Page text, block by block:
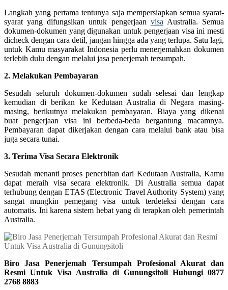
Langkah yang pertama tentunya saja mempersiapkan semua syarat-
syarat yang difungsikan untuk pengerjaan visa Australia. Semua
dokumen-dokumen yang digunakan untuk pengerjaan visa ini mesti
dicheck dengan cara detil, jangan hingga ada yang terlupa. Satu lagi,
untuk Kamu masyarakat Indonesia perlu menerjemahkan dokumen
terlebih dulu dengan melalui jasa penerjemah tersumpah.
2. Melakukan Pembayaran
Sesudah seluruh dokumen-dokumen sudah selesai dan lengkap
kemudian di berikan ke Kedutaan Australia di Negara masing-
masing, berikutnya melakukan pembayaran. Biaya yang dikenai
buat pengerjaan visa ini berbeda-beda bergantung macamnya.
Pembayaran dapat dikerjakan dengan cara melalui bank atau bisa
juga secara tunai.
3. Terima Visa Secara Elektronik
Sesudah menanti proses penerbitan dari Kedutaan Australia, Kamu
dapat meraih visa secara elektronik. Di Australia semua dapat
terhubung dengan ETAS (Electronic Travel Authority System) yang
sangat mungkin pemegang visa untuk terdeteksi dengan cara
automatis. Ini karena sistem hebat yang di terapkan oleh pemerintah
Australia.
Biro Jasa Penerjemah Tersumpah Profesional Akurat dan
Resmi Untuk Visa Australia di Gunungsitoli Hubungi 0877
2768 8883